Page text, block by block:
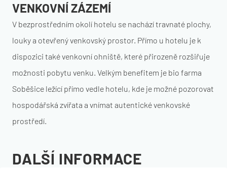
VENKOVNÍ ZÁZEMÍ
V bezprostředním okolí hotelu se nachází travnaté plochy,
louky a otevřený venkovský prostor. Přímo u hotelu je k
dispozici také venkovní ohniště, které přirozeně rozšiřuje
možnosti pobytu venku. Velkým benefitem je bio farma
Soběšice ležící přímo vedle hotelu, kde je možné pozorovat
hospodářská zvířata a vnímat autentické venkovské
prostředí.
DALŠÍ INFORMACE